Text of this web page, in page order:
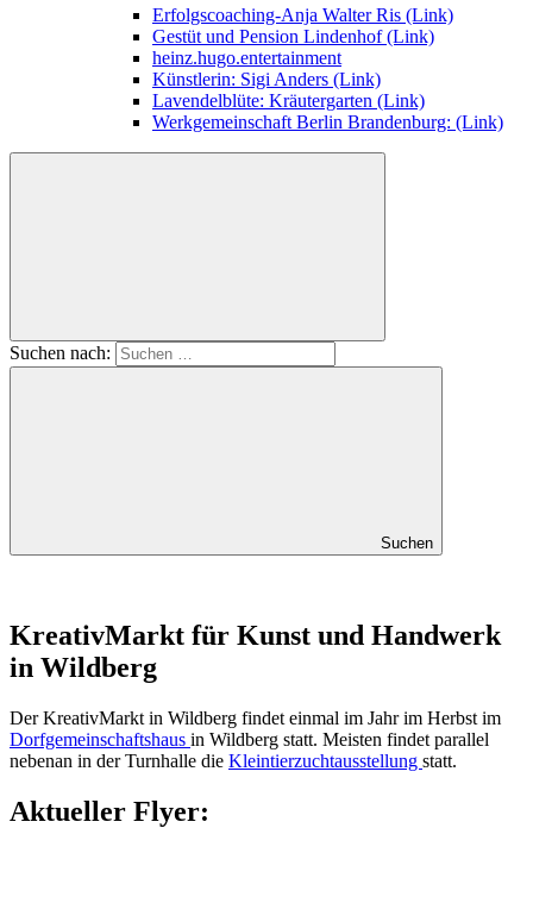
Erfolgscoaching-Anja Walter Ris (Link)
Gestüt und Pension Lindenhof (Link)
heinz.hugo.entertainment
Künstlerin: Sigi Anders (Link)
Lavendelblüte: Kräutergarten (Link)
Werkgemeinschaft Berlin Brandenburg: (Link)
Suchen nach:
Suchen
KreativMarkt für Kunst und Handwerk
in Wildberg
Der KreativMarkt in Wildberg findet einmal im Jahr im Herbst im
Dorfgemeinschaftshaus in Wildberg statt. Meisten findet parallel
nebenan in der Turnhalle die Kleintierzuchtausstellung statt.
Aktueller Flyer: